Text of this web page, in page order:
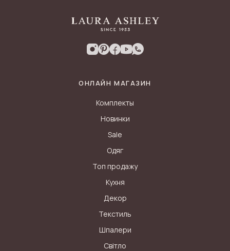
ОНЛАЙН МАГАЗИН
Комплекты
Новинки
Sale
Одяг
Топ продажу
Кухня
Декор
Текстиль
Шпалери
Світло